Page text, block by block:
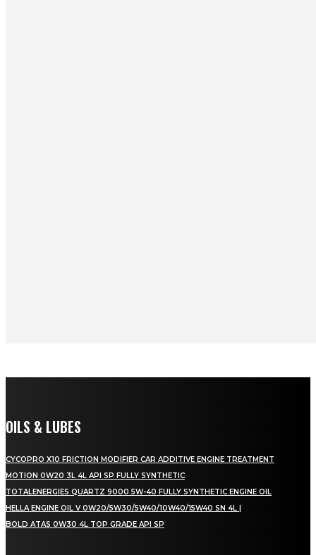
OILS & LUBES
CYCOPRO X10 FRICTION MODIFIER CAR ADDITIVE ENGINE TREATMENT
MOTION 0W20 3L 4L API SP FULLY SYNTHETIC
TOTALENERGIES QUARTZ 9000 5W-40 FULLY SYNTHETIC ENGINE OIL
HELLA ENGINE OIL V 0W20/5W30/5W40/10W40/15W40 SN 4L |
BOLD ATAS 0W30 4L TOP GRADE API SP